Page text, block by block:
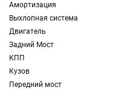
Амортизация
Выхлопная система
Двигатель
Задний Мост
КПП
Кузов
Передний мост